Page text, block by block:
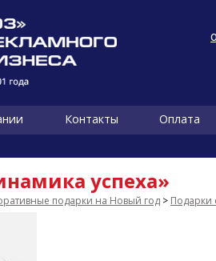
Контакты Оплата
успеха»
подарки на Новый год > Подарки